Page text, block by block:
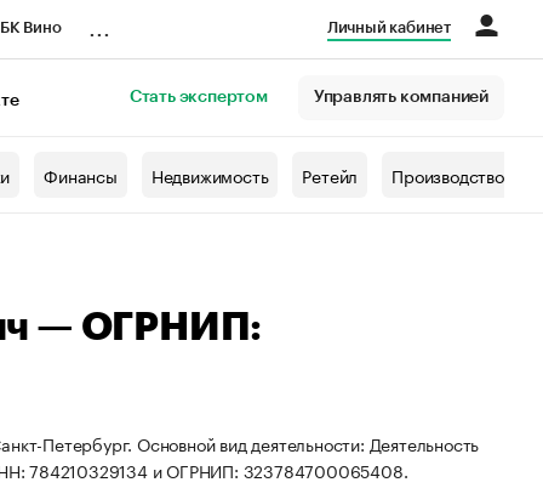
Вино Личный кабинет
Стать экспертом Управлять компанией
Финансы Недвижимость Ретейл Производство
— ОГРНИП:
Петербург. Основной вид деятельности: Деятельность
784210329134 и ОГРНИП: 323784700065408.